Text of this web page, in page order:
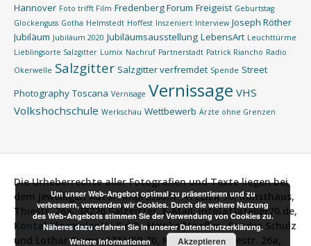
Hannover Foto trifft Film Fredenberg Forum Freigeist Geburtstag
Glockenguss Gotha Helmstedt Hoffest Inszeniert Interview Joseph Röther
Jubiläum Jubiläum 2020 Jubiläumsausstellung LebensArt Leuchttürme
Lieblingsorte Salzgitter Lumix Nachruf Partnerstadt Patrick Riancho Radio
Okerwelle Salzgitter Salzgitter verfremdet Spende Street
Photography Toscana Vernisage Vernissage VHS
Volkshochschule Werkschau Wettbewerb Ärzte ohne Grenzen
Die Urheberrechte aller Fotografien und Texte liegen bei
dem jeweiligen Autor.Impressum: ATELIER 70, Kunsthaus,
Thiestr. 26a, 38226 Salzgitter, E-Mail: info[at]atelier70.de,
Kontaktformular V.i.S.d.P.:Heinke Maaßen, Sandra Schulz
und Lothar Siems, ATELIER 70, Kunsthaus, Thiestr. 26a,
Um unser Web-Angebot optimal zu präsentieren und zu
verbessern, verwenden wir Cookies. Durch die weitere Nutzung
des Web-Angebots stimmen Sie der Verwendung von Cookies zu.
Näheres dazu erfahren Sie in unserer Datenschutzerklärung.
Weitere Informationen
Akzeptieren